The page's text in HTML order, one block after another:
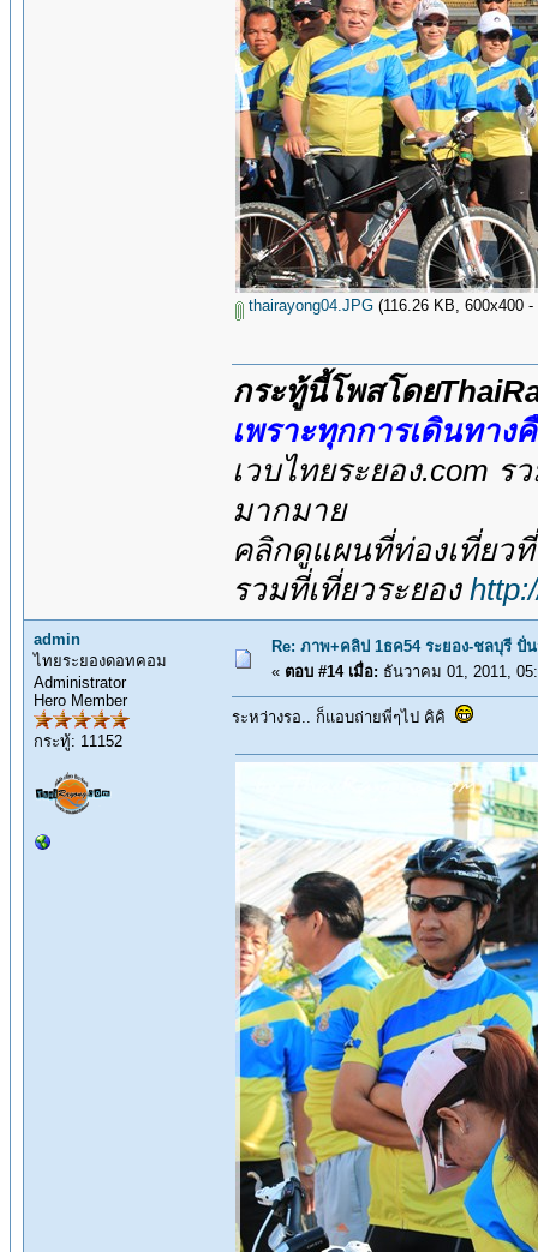
thairayong04.JPG (116.26 KB, 600x400
กระทู้นี้โพสโดย
เพราะทุกการเดินทาง
เวบไทยระยอง.com
มากมาย
คลิกดูแผนที่ท่องเที่ยว
รวมที่เที่ยวระยอง
admin
ไทยระยองดอทคอม
Administrator
Hero Member
กระทู้: 11152
Re: ภาพ+คลิป 1ธค54 ระยอง-ชลบุรี ปั่
« ตอบ #14 เมื่อ: ธันวาคม 01, 2011,
ระหว่างรอ.. ก็แอบถ่ายพี่ๆไป คิคิ